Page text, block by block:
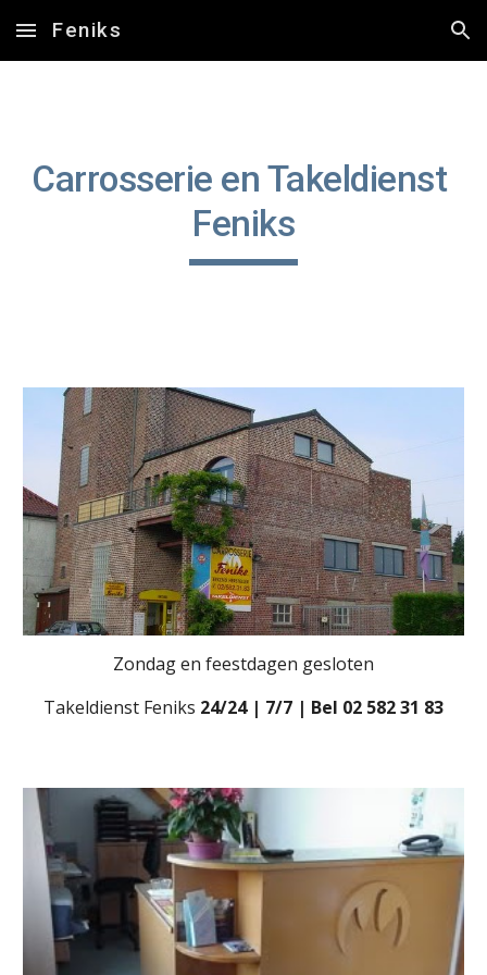
Skip to main content Skip to navigation
Feniks
Carrosserie en Takeldienst
Feniks
Zondag en feestdagen gesloten
Takeldienst Feniks 24/24 | 7/7 | Bel 02 582 31 83